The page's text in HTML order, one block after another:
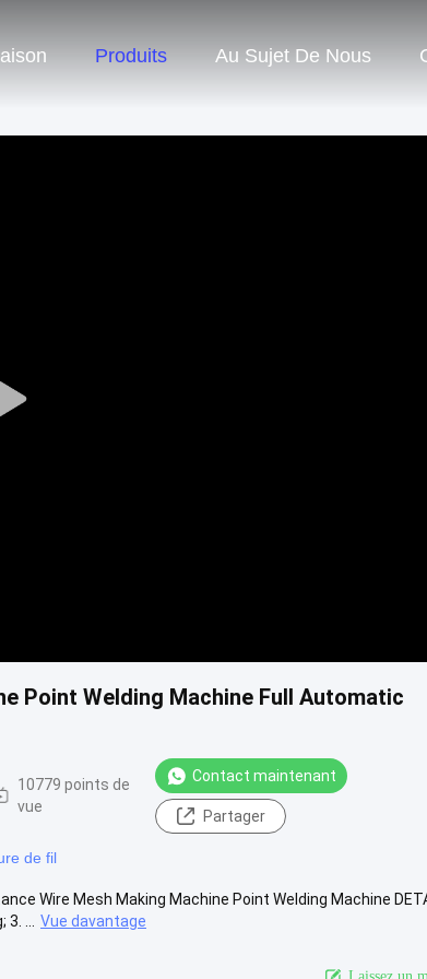
Produits Au Sujet De Nous
Play
Point Welding Machine Full Automatic
10779 points de
vue
Contact maintenant
Partager
de fil
Wire Mesh Making Machine Point Welding Machine
...
Vue davantage
Laissez un